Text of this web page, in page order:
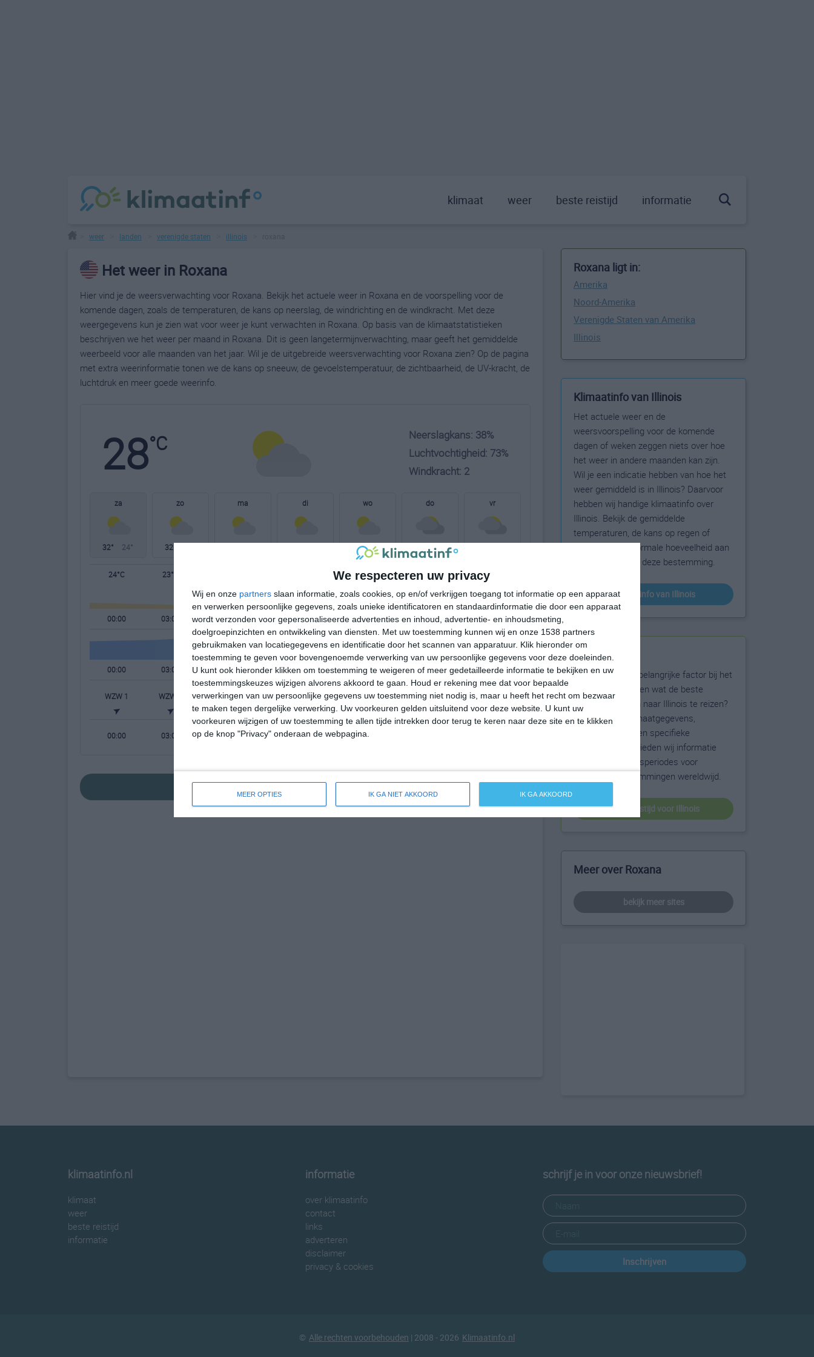
We respecteren uw privacy
Wij en onze partners slaan informatie, zoals cookies, op en/of verkrijgen toegang tot informatie op een apparaat
en verwerken persoonlijke gegevens, zoals unieke identificatoren en standaardinformatie die door een apparaat
wordt verzonden voor gepersonaliseerde advertenties en inhoud, advertentie- en inhoudsmeting,
doelgroepinzichten en ontwikkeling van diensten.
Met uw toestemming kunnen wij en onze 1538 partners
gebruikmaken van locatiegegevens en identificatie door het scannen van apparatuur. Klik hieronder om
toestemming te geven voor bovengenoemde verwerking van uw persoonlijke gegevens voor deze doeleinden.
U kunt ook hieronder klikken om toestemming te weigeren of meer gedetailleerde informatie te bekijken en uw
toestemmingskeuzes wijzigen alvorens akkoord te gaan.
Houd er rekening mee dat voor bepaalde
verwerkingen van uw persoonlijke gegevens uw toestemming niet nodig is, maar u heeft het recht om bezwaar
te maken tegen dergelijke verwerking. Uw voorkeuren gelden uitsluitend voor deze website. U kunt uw
voorkeuren wijzigen of uw toestemming te allen tijde intrekken door terug te keren naar deze site en te klikken
op de knop "Privacy" onderaan de webpagina.
MEER OPTIES IK GA NIET AKKOORD IK GA AKKOORD
klimaat weer beste reistijd informatie
weer landen verenigde staten illinois
Het weer in Roxana
Hier vind je de weersverwachting voor Roxana. Bekijk het actuele weer in Roxana en de voorspelling voor de
komende dagen, zoals de temperaturen, de kans op neerslag, de windrichting en de windkracht. Met deze
weergegevens kun je zien wat voor weer je kunt verwachten in Roxana. Op basis van de klimaatstatistieken
beschrijven we het weer per maand in Roxana. Dit is geen langetermijnverwachting, maar geeft het gemiddelde
weerbeeld voor alle maanden van het jaar. Wil je de uitgebreide weersverwachting voor Roxana zien? Op de pagina
met extra weerinformatie tonen we de kans op sneeuw, de gevoelstemperatuur, de zichtbaarheid, de UV-kracht, de
luchtdruk en meer goede weerinfo.
28°C
Neerslagkans: 38%
Luchtvochtigheid: 73%
Windkracht: 2
za
32° 24°
zo
32°
ma di wo
34° 24°
do
23°
vr
24°C 23°C 30°C 31°C 31°C 26°C
00:00 03:00 06:00 09:00 12:00 15:00 18:00 21:00
00:00 03:00 06:00 09:00 12:00 15:00 18:00 21:00
WZW 1 WZW 1 WNW 1 WNW 1 WNW 1 Z 2 ONO 2 O 1
00:00 03:00 06:00 09:00 12:00
bekijk de uitgebreide weersverwachting voor Roxana
Roxana ligt in:
Amerika
Noord-Amerika
Verenigde Staten van Amerika
Illinois
Klimaatinfo van Illinois
Het actuele weer en de
weersvoorspelling voor de komende
dagen of weken zeggen niets over hoe
het weer in andere maanden kan zijn.
Wil je een indicatie hebben van hoe het
weer gemiddeld is in Illinois? Daarvoor
hebben wij handige klimaatinfo over
Illinois. Bekijk de gemiddelde
temperaturen, de kans op regen of
sneeuw en de normale hoeveelheid aan
zonneschijn voor deze bestemming.
klimaatinfo van Illinois
Beste reistijd
Het weer is een belangrijke factor bij het
reizen. Wil je weten wat de beste
maanden zijn om naar Illinois te reizen?
Op basis van klimaatgegevens,
weersextremen en specifieke
weerinformatie bieden wij informatie
over de beste reisperiodes voor
duizenden bestemmingen wereldwijd.
beste reistijd voor Illinois
Meer over Roxana
bekijk meer sites
klimaatinfo.nl
klimaat
weer
beste reistijd
informatie
informatie
over klimaatinfo
contact
links
adverteren
disclaimer
privacy & cookies
schrijf je in voor onze nieuwsbrief!
Inschrijven
© Alle rechten voorbehouden | 2008 - 2026 Klimaatinfo.nl